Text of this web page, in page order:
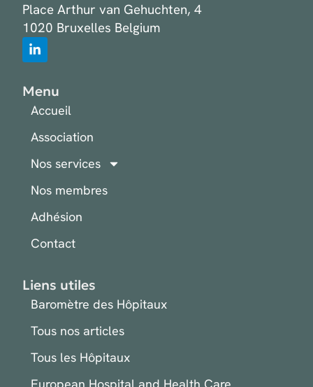
Place Arthur van Gehuchten, 4
1020 Bruxelles Belgium
Menu
Accueil
Association
Nos services
Nos membres
Adhésion
Contact
Liens utiles
Baromètre des Hôpitaux
Tous nos articles
Tous les Hôpitaux